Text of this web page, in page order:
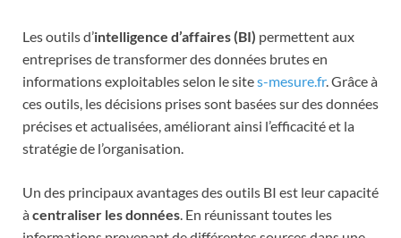
Les outils d’intelligence d’affaires (BI) permettent aux
entreprises de transformer des données brutes en
informations exploitables selon le sites-mesure.fr. Grâce à
ces outils, les décisions prises sont basées sur des données
précises et actualisées, améliorant ainsi l’efficacité et la
stratégie de l’organisation.
Un des principaux avantages des outils BI est leur capacité
àcentraliser les données. En réunissant toutes les